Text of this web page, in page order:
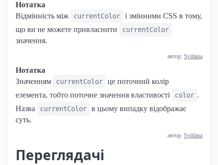
Нотатка
Відмінність між
currentColor
і змінними CSS в тому,
що ви не можете привласнити
currentColor
значення.
автор: Svitlana
Нотатка
Значенням
currentColor
це поточний колір
елемента, тобто поточне значення властивості
color .
Назва
currentColor
в цьому випадку відображає
суть.
автор: Svitlana
Переглядачі